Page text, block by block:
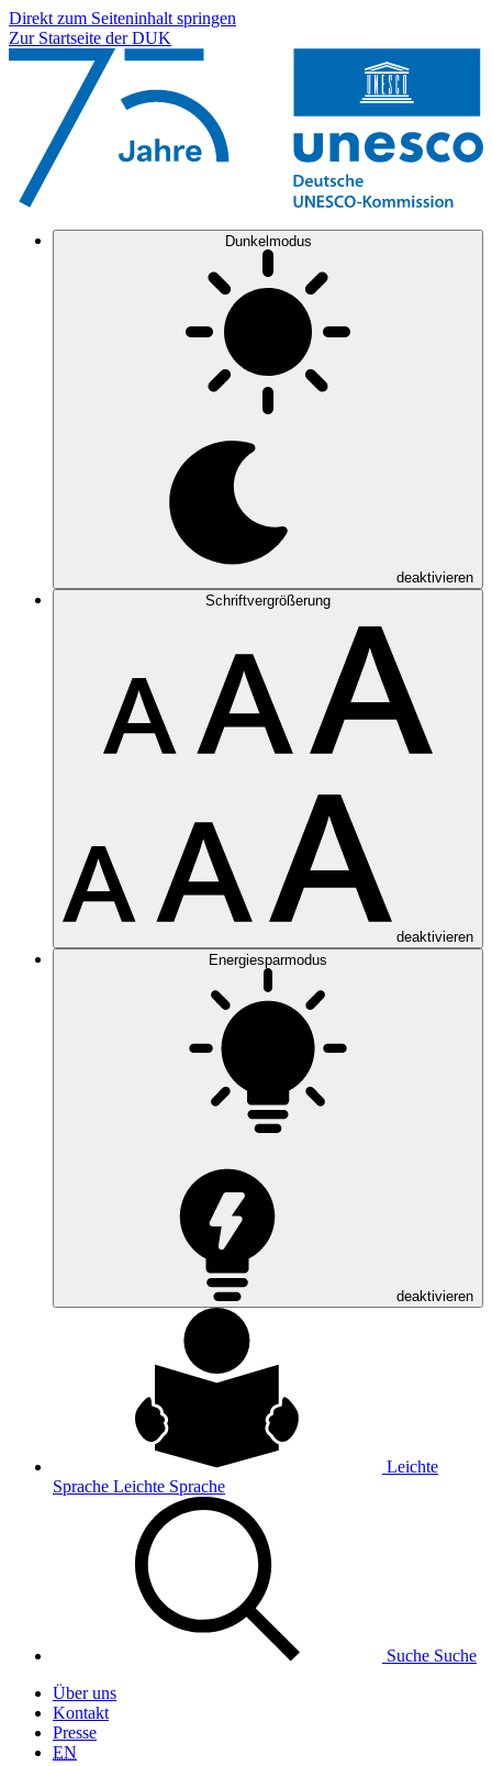
Direkt zum Seiteninhalt springen
Zur Startseite der DUK
Dunkelmodus
deaktivieren
Schriftvergrößerung
deaktivieren
Energiesparmodus
deaktivieren
Leichte
Sprache Leichte Sprache
Suche Suche
Über uns
Kontakt
Presse
EN